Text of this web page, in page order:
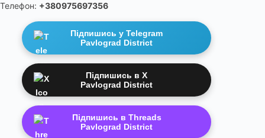
Телефон: +380975697356
Підпишись у Telegram
Pavlograd District
Підпишись в X
Pavlograd District
Підпишись в Threads
Pavlograd District